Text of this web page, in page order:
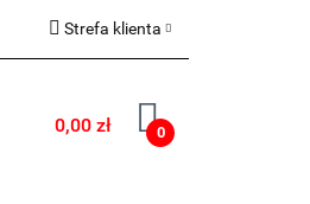
Strefa klienta
Zarejestruj się
0,00 zł 0